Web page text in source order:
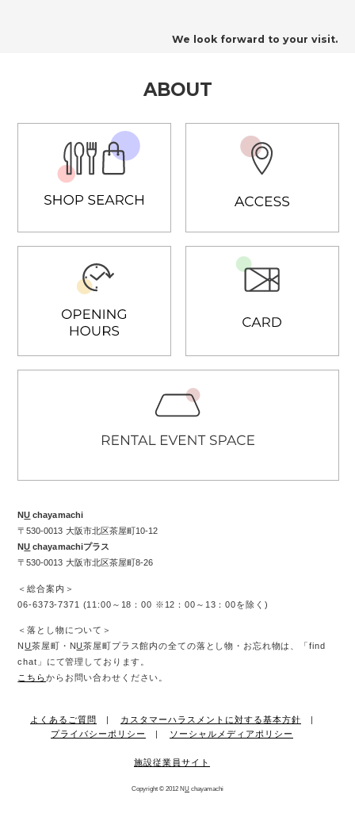
We look forward to your visit.
ABOUT
NU chayamachi
〒530-0013 大阪市北区茶屋町10-12
NU chayamachiプラス
〒530-0013 大阪市北区茶屋町8-26
＜総合案内＞
06-6373-7371 (11:00～18：00 ※12：00～13：00を除く)
＜落とし物について＞
NU茶屋町・NU茶屋町プラス館内の全ての落とし物・お忘れ物は、「find
chat」にて管理しております。
こちらからお問い合わせください。
よくあるご質問
カスタマーハラスメントに対する基本方針
プライバシーポリシー
ソーシャルメディアポリシー
施設従業員サイト
Copyright © 2012 NU chayamachi